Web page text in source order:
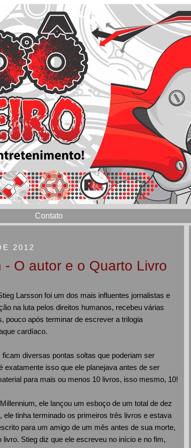
Contato
2012
O autor e o Quarto Livro
Larsson foi um dos mais influentes jornalistas e
na luta pelos direitos humanos, recebeu várias
pouco após terminar de escrever a trilogia
cardíaco.
diversas pontas soltas que poderiam ser
exatamente isso que ele planejava antes de ser
para mais ou menos 10 livros, isso mesmo, 10!
ele lançou um esboço de um total de dez
tinha terminado os primeiros três livros e estava
para um amigo de um mês antes de sua morte,
Stieg diz que ele escreveu no início e no fim,